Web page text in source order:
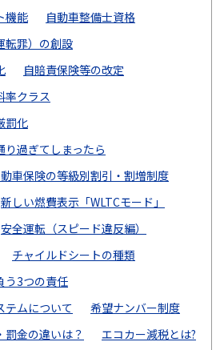
機能
自動車整備士資格
転罪）の創設
自賠責保険等の改定
率クラス
罰化
過ぎてしまったら
車保険の等級別割引・割増制度
新しい燃費表示「WLTCモード」
安全運転（スピード違反編）
チャイルドシートの種類
う3つの責任
テムについて
希望ナンバー制度
金の違いは？
エコカー減税とは?